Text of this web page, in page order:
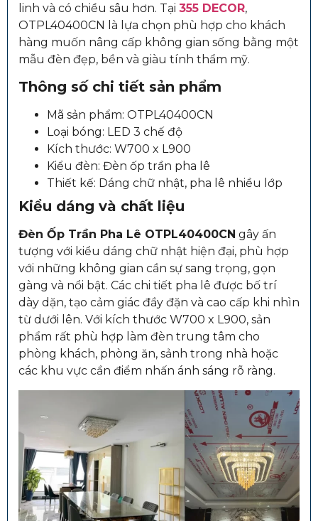
linh và có chiều sâu hơn. Tại 355 DECOR,
OTPL40400CN là lựa chọn phù hợp cho khách
hàng muốn nâng cấp không gian sống bằng một
mẫu đèn đẹp, bền và giàu tính thẩm mỹ.
Thông số chi tiết sản phẩm
Mã sản phẩm: OTPL40400CN
Loại bóng: LED 3 chế độ
Kích thước: W700 x L900
Kiểu đèn: Đèn ốp trần pha lê
Thiết kế: Dáng chữ nhật, pha lê nhiều lớp
Kiểu dáng và chất liệu
Đèn Ốp Trần Pha Lê OTPL40400CN gây ấn
tượng với kiểu dáng chữ nhật hiện đại, phù hợp
với những không gian cần sự sang trọng, gọn
gàng và nổi bật. Các chi tiết pha lê được bố trí
dày dặn, tạo cảm giác đầy đặn và cao cấp khi nhìn
từ dưới lên. Với kích thước W700 x L900, sản
phẩm rất phù hợp làm đèn trung tâm cho
phòng khách, phòng ăn, sảnh trong nhà hoặc
các khu vực cần điểm nhấn ánh sáng rõ ràng.